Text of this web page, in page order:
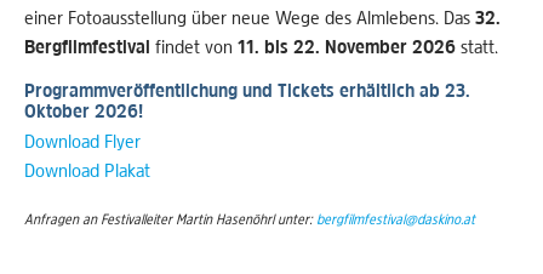
einer Fotoausstellung über neue Wege des Almlebens. Das 32.
Bergfilmfestival findet von 11. bis 22. November 2026 statt.
Programmveröffentlichung und Tickets erhältlich ab 23.
Oktober 2026!
Download Flyer
Download Plakat
Anfragen an Festivalleiter Martin Hasenöhrl unter: bergfilmfestival@daskino.at